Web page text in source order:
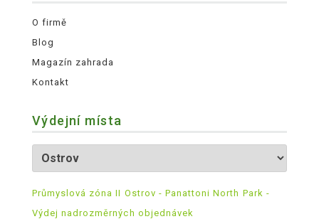
O firmě
Blog
Magazín zahrada
Kontakt
Výdejní místa
Průmyslová zóna II Ostrov - Panattoni North Park -
Výdej nadrozměrných objednávek